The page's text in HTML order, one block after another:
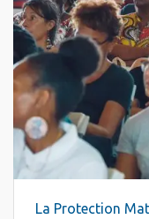
La Protection